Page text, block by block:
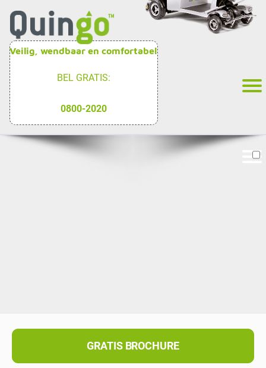
Veilig, wendbaar en comfortabel
BEL GRATIS:
0800-2020
GRATIS BROCHURE